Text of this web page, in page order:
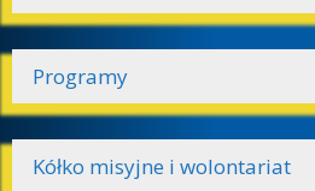
Programy
Kółko misyjne i wolontariat